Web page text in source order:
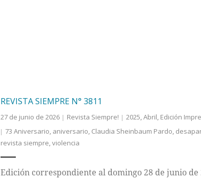
REVISTA SIEMPRE N° 3811
27 de junio de 2026 Revista Siempre! 2025,Abril, Edición
73 Aniversario, aniversario, Claudia Sheinbaum Pardo,
revista siempre,violencia
Edición correspondiente al domingo 28 de junio de